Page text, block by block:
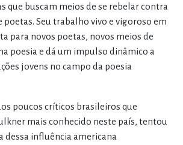
que buscam meios de se rebelar contra
Seu trabalho vivo e vigoroso em
para novos poetas, novos meios de
poesia e dá um impulso dinâmico a
jovens no campo da poesia
poucos críticos brasileiros que
mais conhecido neste país, tentou
dessa influência americana